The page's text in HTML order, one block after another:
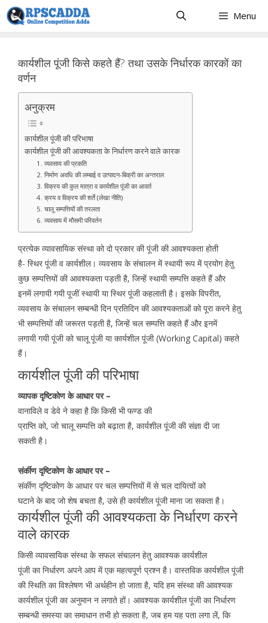
Skip
to
Menu
कार्यशील पूंजी किसे कहते हैं? तथा उसके निर्धारक कारकों का
वर्णन
अनुक्रम
कार्यशील पूंजी की परिभाषा
कार्यशील पूंजी की आवश्यकता के निर्धारण करने वाले कारक
1. व्यवसाय की प्रकति
2. निर्माण अवधि की लम्बाई व उत्पादन-बिक्री का अन्तराल
3. विक्रय की कुल मात्रा व कार्यशील पूंजी का आवर्त
4. क्रय व विक्रय की शर्ते (लेखा नीति)
5. चालू सम्पत्तियों की तरलता
6. व्यवसाय में मौसमी परिवर्तन
प्रत्येक व्यावसायिक संस्था को दो प्रकार की पूंजी की आवश्यकता होती
है- स्थिर पूंजी व कार्यशील। व्यवसाय के संचालन में स्थायी रूप में प्रयोग हेतु
कुछ सम्पत्तियों की आवश्यकता पड़ती है, जिन्हें स्थायी सम्पत्ति कहते हैं और
इनमें लगायी गयी पूजीं स्थायी या स्थिर पूंजी कहलाती है। इसके विपरीत,
व्यवसाय के संचालन सम्बन्धी दिन प्रतिदिन की आवश्यकताओं को पूरा करने हेतु
भी सम्पत्तियों की जरूरत पड़ती है, जिन्हें चल सम्पत्ति कहते हैं और इनमें
लगायी गयी पूंजी को चालू पूंजी या कार्यशील पूंजी (Working Capital) कहते
हैं।
कार्यशील पूंजी की परिभाषा
व्यापक दृष्टिकोण के आधार पर –
वानाविले व डेवे ने कहा है कि किसी भी फण्ड की
प्राप्ति को, जो चालू सम्पत्ति को बढ़ाता है, कार्यशील पूंजी की संज्ञा दी जा
सकती है।
संर्कीण दृष्टिकोण के आधार पर –
संर्कीण दृष्टिकोण के आधार पर चल सम्पत्तियों में से चल दायित्वों को
घटाने के बाद जो शेष बचता है, उसे ही कार्यशील पूंजी माना जा सकता है।
कार्यशील पूंजी की आवश्यकता के निर्धारण करने
वाले कारक
किसी व्यावसायिक संस्था के सफल संचालन हेतु आवश्यक कार्यशील
पूंजी का निर्धारण अपने आप में एक महत्वपूर्ण प्रश्न है। वास्तविक कार्यशील पूंजी
की स्थिति का विश्लेषण भी अर्थहीन हो जाता है, यदि हम संस्था की आवश्यक
कार्यशील पूंजी का अनुमान न लगाते हों। आवश्यक कार्यशील पूंजी का निर्धारण
सम्बन्धी समस्या का समाधान तभी हो सकता है, जब हम यह पता लगा लें, कि